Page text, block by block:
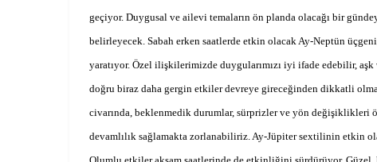
geçiyor. Duygusal ve ailevi temaların ön planda olacağı bir
belirleyecek. Sabah erken saatlerde etkin olacak Ay-Neptün
yaratıyor. Özel ilişkilerimizde duygularımızı iyi ifade edebilir,
doğru biraz daha gergin etkiler devreye gireceğinden dikkatli
civarında, beklenmedik durumlar, sürprizler ve yön değişiklikleri
devamlılık sağlamakta zorlanabiliriz. Ay-Jüpiter sextilinin etkin